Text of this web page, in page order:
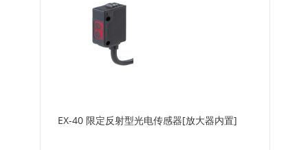
EX-40 限定反射型光电传感器[放大器内置]